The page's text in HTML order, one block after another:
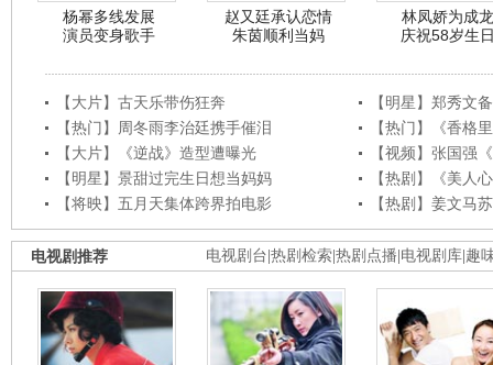
杨幂多线发展
演员变身歌手
赵又廷承认恋情
朱茵顺利当妈
林凤娇为成龙
庆祝58岁生
【大片】古天乐带伤狂奔
【明星】郑秀文
【热门】周冬雨李治廷携手催泪
【热门】《香格
【大片】《逆战》造型遭曝光
【视频】张国强
【明星】景甜过完生日想当妈妈
【热剧】《美人
【将映】五月天集体跨界拍电影
【热剧】姜文马
电视剧台 热剧检索 热剧点播 电视剧库 趣
电视剧推荐